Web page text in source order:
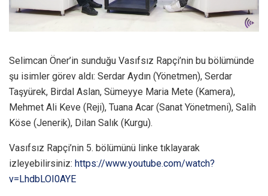
Selimcan Öner’in sunduğu Vasıfsız Rapçi’nin bu bölümünde
şu isimler görev aldı: Serdar Aydın (Yönetmen), Serdar
Taşyürek, Birdal Aslan, Sümeyye Maria Mete (Kamera),
Mehmet Ali Keve (Reji), Tuana Acar (Sanat Yönetmeni), Salih
Köse (Jenerik), Dilan Salık (Kurgu).
Vasıfsız Rapçi’nin 5. bölümünü linke tıklayarak
izleyebilirsiniz: https://www.youtube.com/watch?
v=LhdbLOI0AYE